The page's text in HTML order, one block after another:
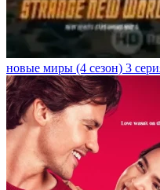
новые миры (4 сезон) 3